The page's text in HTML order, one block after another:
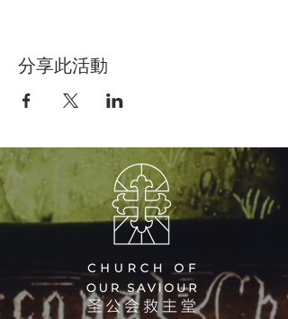
分享此活動